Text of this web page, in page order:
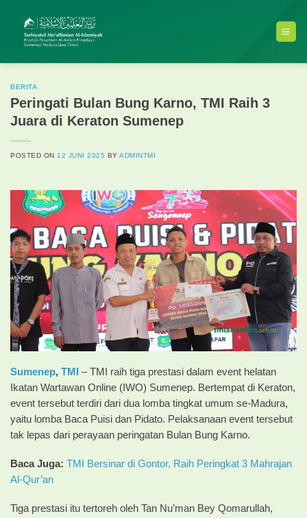
content
BERITA
Peringati Bulan Bung Karno, TMI Raih 3
Juara di Keraton Sumenep
POSTED ON 12 JUNI 2025 BYADMINTMI
Sumenep, TMI
– TMI raih tiga prestasi dalam event helatan
Ikatan Wartawan Online (IWO) Sumenep. Bertempat di Keraton,
event tersebut terdiri dari dua lomba tingkat umum se-Madura,
yaitu lomba Baca Puisi dan Pidato. Pelaksanaan event tersebut
tak lepas dari perayaan peringatan Bulan Bung Karno.
Baca Juga: TMI Bersinar di Gontor, Raih Peringkat 3 Mahrajan
Al-Qur’an
Tiga prestasi itu tertoreh oleh Tan Nu’man Bey Qomarullah,